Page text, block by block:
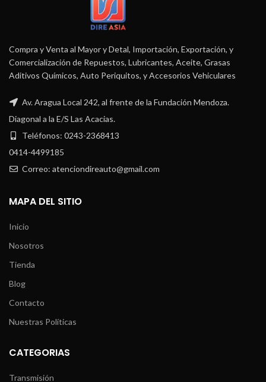
Compra y Venta al Mayor y Detal, Importación, Exportación, y
Comercialización de Repuestos, Lubricantes, Aceite, Grasas
Aditivos Químicos, Auto Periquitos, y Accesorios Vehiculares
Av. Aragua Local 242, al frente de la Fundación Mendoza.
Diagonal a la E/S Las Acacias.
Teléfonos: 0243-2368413
0414-4499185
Correo: atenciondireauto@gmail.com
MAPA DEL SITIO
Inicio
Nosotros
Tienda
Blog
Contacto
Nuestras Políticas
CATEGORIAS
Transmisión